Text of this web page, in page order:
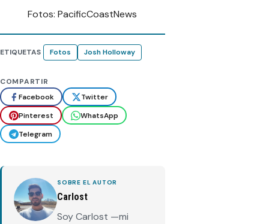
Fotos: PacificCoastNews
ETIQUETAS Fotos Josh Holloway
COMPARTIR
Facebook
Twitter
Pinterest
WhatsApp
Telegram
SOBRE EL AUTOR
Carlost
Soy Carlost —mi